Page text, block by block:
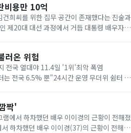
비용만 10억
희씨를 위한 집무 공간이 존재했다는 진술과
제20대 대선 과정에서 거듭 대통령 배우자로
러온 위험
전국 열대야 11.4일 '1위'최악 폭염
는 전국 6.5% 뿐"24시간 운영 무더위 쉼터 늘
짝'
에서 하차했던 배우 이이경의 근황이 전해졌
하차했던 배우 이이경(37)의 근황이 전해졌